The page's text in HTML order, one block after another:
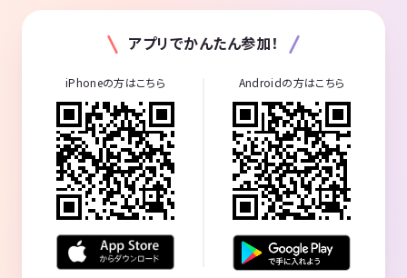
アプリでかんたん参加！
iPhoneの方はこちら Androidの方はこちら